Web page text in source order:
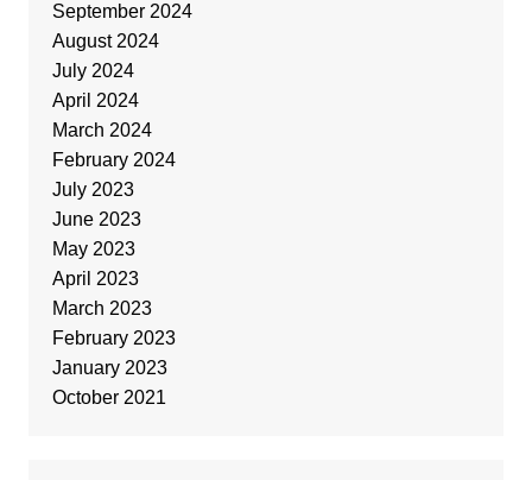
September 2024
August 2024
July 2024
April 2024
March 2024
February 2024
July 2023
June 2023
May 2023
April 2023
March 2023
February 2023
January 2023
October 2021